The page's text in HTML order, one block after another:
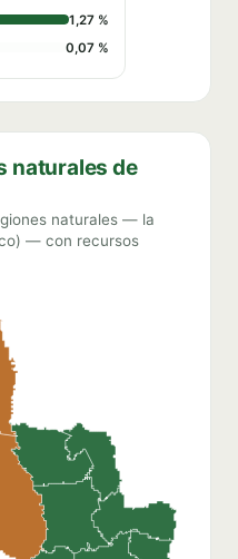
1,27 %
0,07 %
naturales de
naturales — la
— con recursos